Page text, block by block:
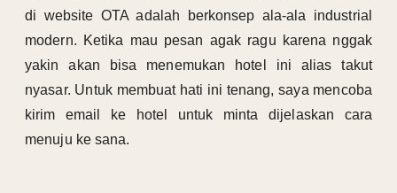
di website OTA adalah berkonsep ala-ala industrial
modern. Ketika mau pesan agak ragu karena nggak
yakin akan bisa menemukan hotel ini alias takut
nyasar. Untuk membuat hati ini tenang, saya mencoba
kirim email ke hotel untuk minta dijelaskan cara
menuju ke sana.